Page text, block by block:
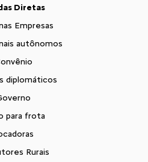
Diretas
Empresas
autônomos
diplomáticos
para frota
Rurais